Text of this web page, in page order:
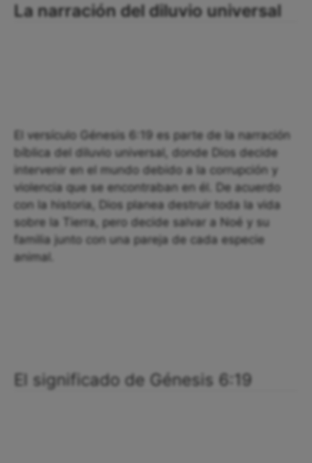
La narración del diluvio universal
El versículo Génesis 6:19 es parte de la narración
bíblica del diluvio universal, donde Dios decide
intervenir en el mundo debido a la corrupción y
violencia que se encontraban en él. De acuerdo
con la historia, Dios planea destruir toda la vida
sobre la Tierra, pero decide salvar a Noé y su
familia junto con una pareja de cada especie
animal.
El significado de Génesis 6:19